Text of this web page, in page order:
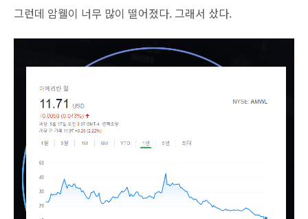
그런데 암웰이 너무 많이 떨어졌다. 그래서 샀다.